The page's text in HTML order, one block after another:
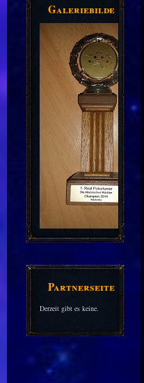
Galeriebilder
Partnerseiten
Derzeit gibt es keine.